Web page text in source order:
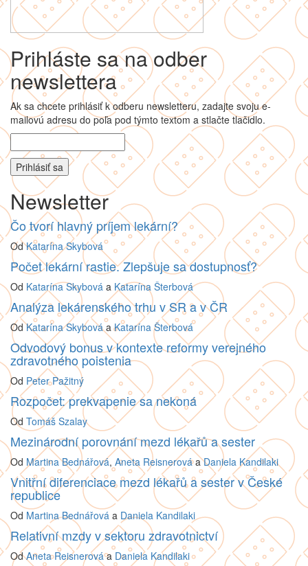
Prihláste sa na odber
newslettera
Ak sa chcete prihlásiť k odberu newsletteru, zadajte svoju e-
mailovú adresu do poľa pod týmto textom a stlačte tlačidlo.
Newsletter
Čo tvorí hlavný príjem lekární?
OdKatarína Skybová
Počet lekární rastie. Zlepšuje sa dostupnosť?
Od Katarína Skybová a Katarína Šterbová
Analýza lekárenského trhu v SR a v ČR
OdKatarína SkybováaKatarína Šterbová
Odvodový bonus v kontexte reformy verejného
zdravotného poistenia
Od Peter Pažitný
Rozpočet: prekvapenie sa nekoná
Od Tomáš Szalay
Mezinárodní porovnání mezd lékařů a sester
Od Martina Bednářová, Aneta ReisnerováaDaniela Kandilaki
Vnitřní diferenciace mezd lékařů a sester v České
republice
Od Martina Bednářová a Daniela Kandilaki
Relativní mzdy v sektoru zdravotnictví
OdAneta Reisnerováa Daniela Kandilaki